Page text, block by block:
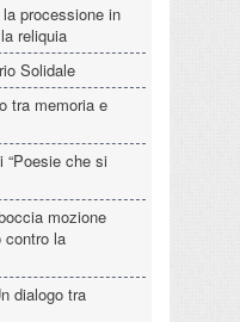
processione in
reliquia
Solidale
tra memoria e
“Poesie che si
mozione
contro la
dialogo tra